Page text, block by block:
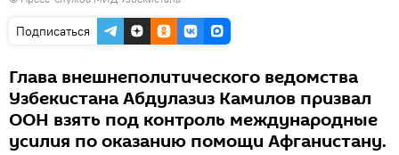
Подписаться
Глава внешнеполитического ведомства
Узбекистана Абдулазиз Камилов призвал
ООН взять под контроль международные
усилия по оказанию помощи Афганистану.